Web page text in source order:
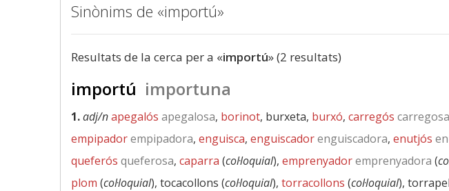
Sinònims de «importú»
Resultats de la cerca per a «importú» (2 resultats)
importú importuna
1.adj/napegalós apegalosa, borinot, burxeta, burxó, carregós carregosa
empipadorempipadora, enguisca, enguiscadorenguiscadora, enutjós
queferós queferosa, caparra (col·loquial), emprenyadoremprenyadora (
plom (col·loquial), tocacollons (col·loquial), torracollons (col·loquial),